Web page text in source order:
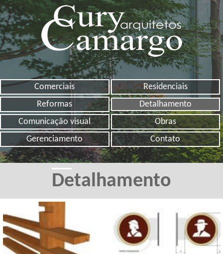
Comerciais
Residenciais
Reformas
Detalhamento
Comunicação visual
Obras
Gerenciamento
Contato
Detalhamento